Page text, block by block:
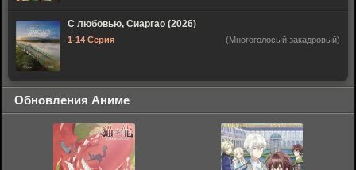
С любовью, Сиаргао (2026)
1-14 Серия (Многоголосый закадровый)
Обновления Аниме